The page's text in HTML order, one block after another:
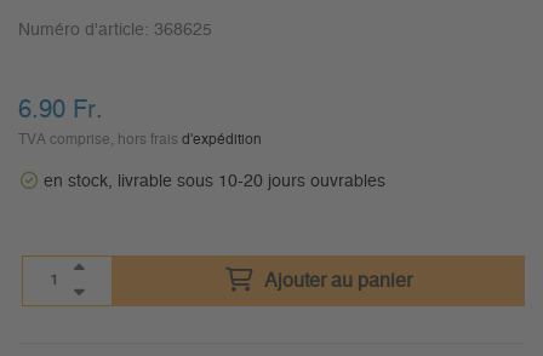
Numéro d'article: 368625
6.90 Fr.
TVA comprise, hors frais d'expédition
en stock, livrable sous 10-20 jours ouvrables
Ajouter au panier